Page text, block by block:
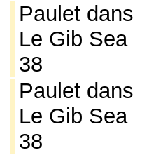
Pauletdans
Le Gib Sea
38
Pauletdans
Le Gib Sea
38